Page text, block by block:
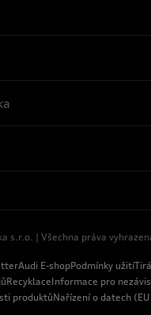
s.r.o. | Všechna práva
Audi E-shopPodmínky užití
RecyklaceInformace pro
produktůNařízení o datech